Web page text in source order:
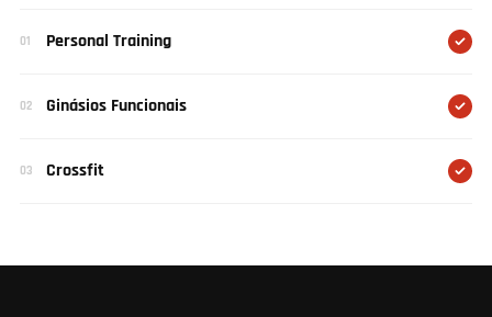
01 Personal Training
02 Ginásios Funcionais
03 Crossfit